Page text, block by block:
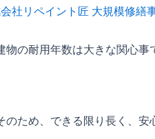
社リペイント匠 大規模修繕
の耐用年数は大きな関心事
ため、できる限り長く、安